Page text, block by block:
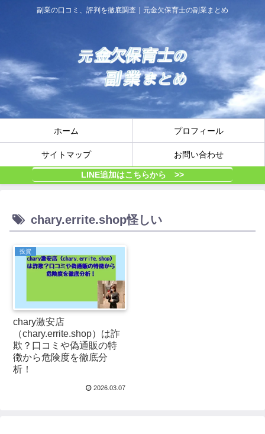
副業の口コミ、評判を徹底調査｜元金欠保育士の副業まとめ
ホーム プロフィール
サイトマップ お問い合わせ
LINE追加はこちらから >>
chary.errite.shop怪しい
投資
chary激安店
（chary.errite.shop）は詐
欺？口コミや偽通販の特
徴から危険度を徹底分
析！
2026.03.07